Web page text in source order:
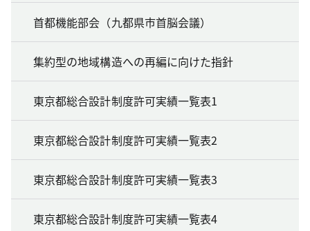
首都機能部会（九都県市首脳会議）
集約型の地域構造への再編に向けた指針
東京都総合設計制度許可実績一覧表1
東京都総合設計制度許可実績一覧表2
東京都総合設計制度許可実績一覧表3
東京都総合設計制度許可実績一覧表4